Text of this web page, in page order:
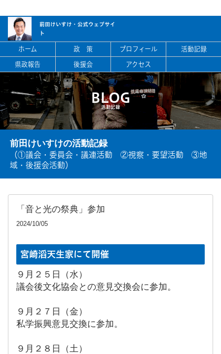
前田けいすけ・ 公式ウェブサイ
ト
ホーム 政 策 プロフィール
活動記録
県政報告
後援会 アクセス
BLOG
活動記録
前田けいすけの活動記録
（①議会・委員会・議連活動 ②視察・要望活動 ③地
域・後援会活動）
「音と光の祭典」参加
2024/10/05
宮崎滔天生家にて開催
９月２５日（水）
議会後文化協会との意見交換会に参加。
９月２７日（金）
私学振興意見交換に参加。
９月２８日（土）